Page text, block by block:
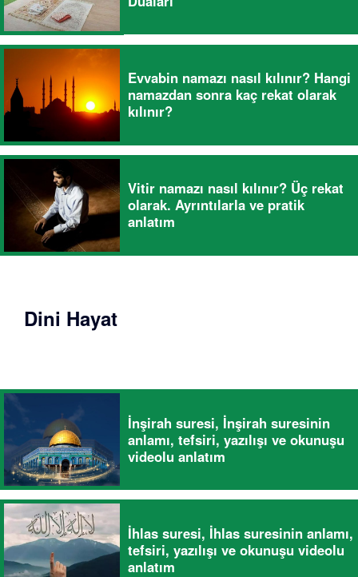
Evvabin namazı nasıl kılınır? Hangi
namazdan sonra kaç rekat olarak
kılınır?
Vitir namazı nasıl kılınır? Üç rekat
olarak. Ayrıntılarla ve pratik
anlatım
Dini Hayat
İnşirah suresi, İnşirah suresinin
anlamı, tefsiri, yazılışı ve okunuşu
videolu anlatım
İhlas suresi, İhlas suresinin anlamı,
tefsiri, yazılışı ve okunuşu videolu
anlatım